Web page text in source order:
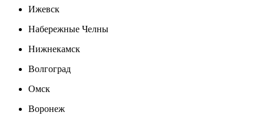
Ижевск
Набережные Челны
Нижнекамск
Волгоград
Омск
Воронеж